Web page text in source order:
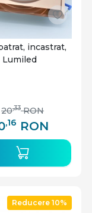
incastrat,
Lumiled
,16 RON
20,33 RON
Reducere 10%